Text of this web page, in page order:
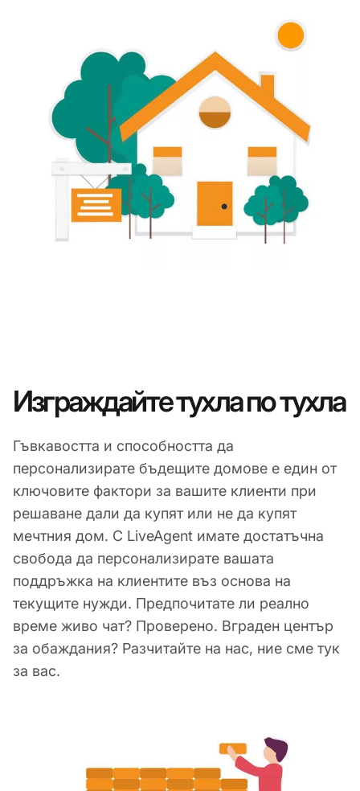
Изграждайте тухла по тухла
Гъвкавостта и способността да
персонализирате бъдещите домове е един от
ключовите фактори за вашите клиенти при
решаване дали да купят или не да купят
мечтния дом. С LiveAgent имате достатъчна
свобода да персонализирате вашата
поддръжка на клиентите въз основа на
текущите нужди. Предпочитате ли реално
време живо чат? Проверено. Вграден център
за обаждания? Разчитайте на нас, ние сме тук
за вас.